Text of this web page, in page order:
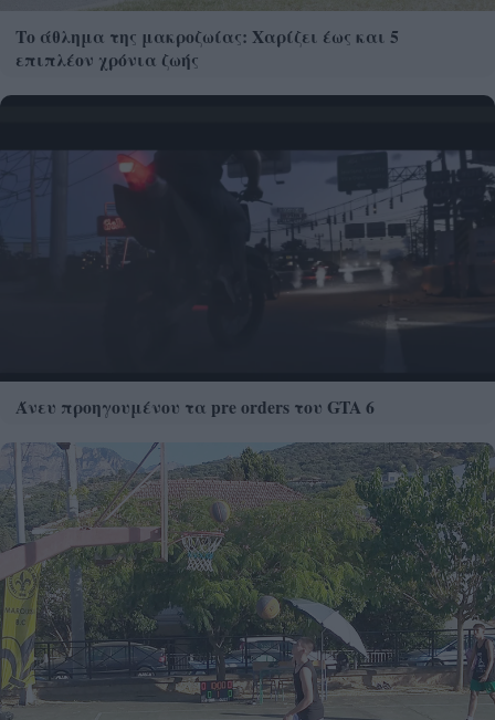
Το άθλημα της μακροζωίας: Χαρίζει έως και 5
επιπλέον χρόνια ζωής
Άνευ προηγουμένου τα pre orders του GTA 6